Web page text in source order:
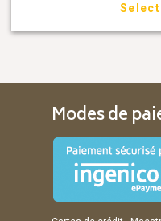
Modes de